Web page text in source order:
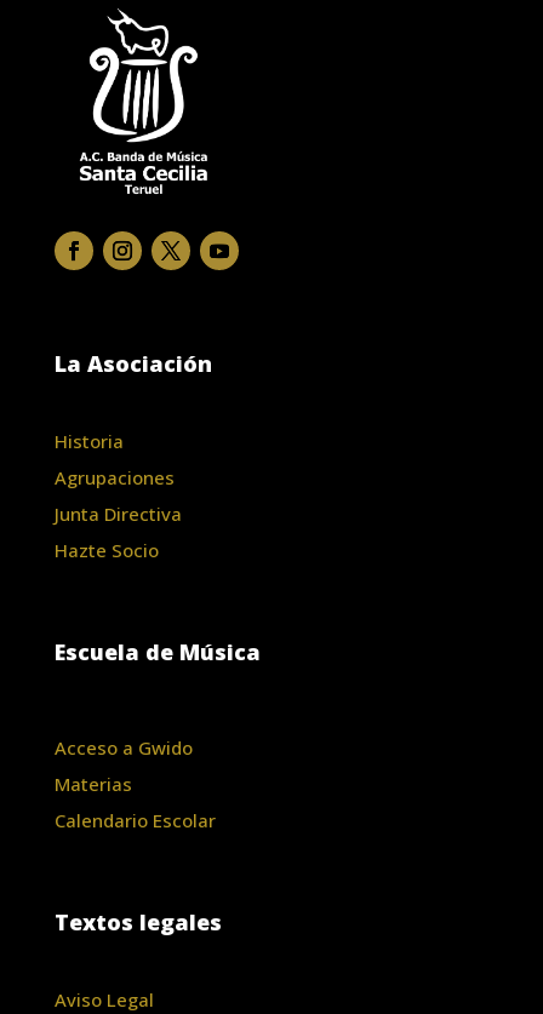
La Asociación
Historia
Agrupaciones
Junta Directiva
Hazte Socio
Escuela de Música
Acceso a Gwido
Materias
Calendario Escolar
Textos legales
Aviso Legal